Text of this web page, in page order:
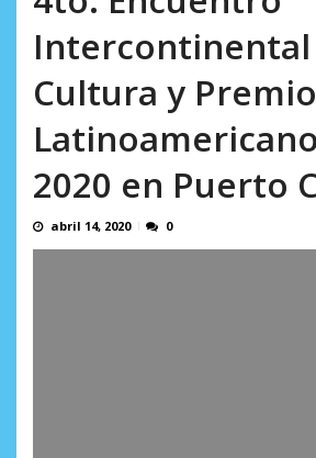
Intercontinental
Cultura y Premio
2020 en Puerto
abril 14, 2020 0